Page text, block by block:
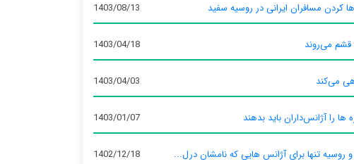
کردن مسافران ایرانی در روسیه سفید 1403/08/13
قشم می‌روند 1403/04/18
1403/04/03
را آژانس‌داران باید بدهند 1403/01/07
و روسیه تنها برای آژانس‌ هایی که نامشان درل... 1402/12/18